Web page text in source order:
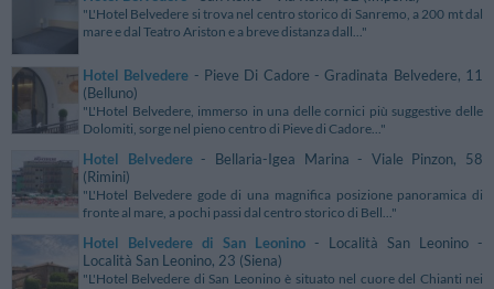
"L'Hotel Belvedere si trova nel centro storico di Sanremo, a 200 mt dal
mare e dal Teatro Ariston e a breve distanza dall..."
Hotel Belvedere - Pieve Di Cadore - Gradinata Belvedere, 11
(Belluno)
"L'Hotel Belvedere, immerso in una delle cornici più suggestive delle
Dolomiti, sorge nel pieno centro di Pieve di Cadore..."
Hotel Belvedere- Bellaria-Igea Marina - Viale Pinzon, 58
(Rimini)
"L'Hotel Belvedere gode di una magnifica posizione panoramica di
fronte al mare, a pochi passi dal centro storico di Bell..."
Hotel Belvedere di San Leonino - Località San Leonino -
Località San Leonino, 23 (Siena)
"L'Hotel Belvedere di San Leonino è situato nel cuore del Chianti nei